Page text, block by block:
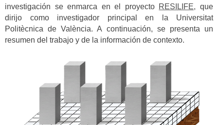
investigación se enmarca en el proyecto RESILIFE, que
dirijo como investigador principal en la Universitat
Politècnica de València. A continuación, se presenta un
resumen del trabajo y de la información de contexto.